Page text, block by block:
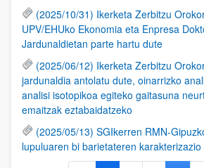
(2025/10/31) Ikerketa Zerbitzu
UPV/EHUko Ekonomia eta Enpresa
Jardunaldietan parte hartu dute
(2025/06/12) Ikerketa Zerbitzu
jardunaldia antolatu dute, oinarrizko
analisi isotopikoa egiteko gaitasuna
emaitzak eztabaidatzeko
(2025/05/13) SGIkerren RMN-
lupuluaren bi barietateren